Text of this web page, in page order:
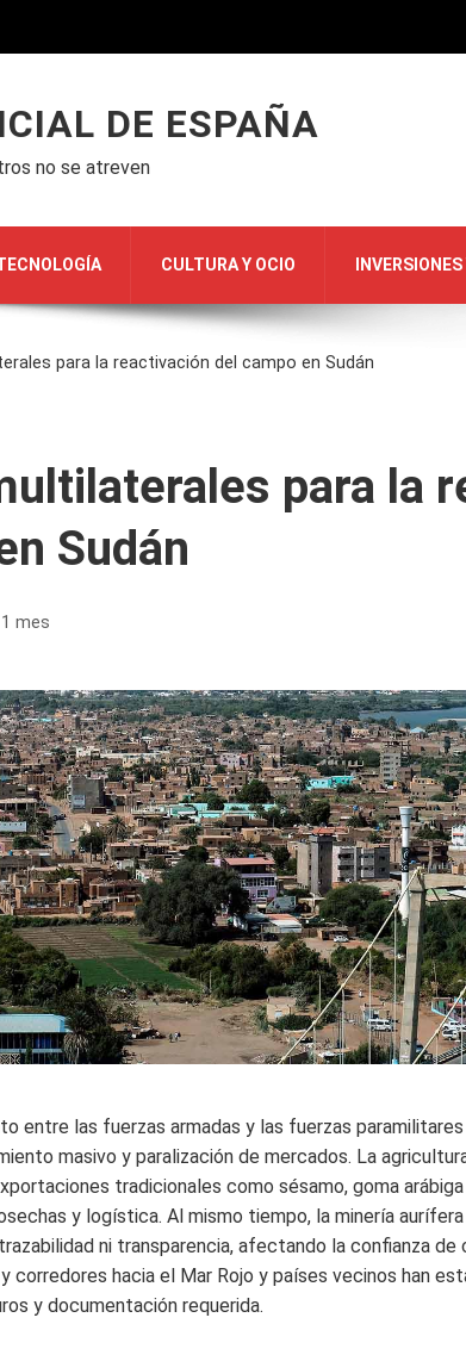
DE ESPAÑA
no se atreven
CULTURA Y OCIO
para la reactivación del campo en Sudán
para la
Sudán
mes
entre las fuerzas armadas y las fuerzas
masivo y paralización de mercados. La
tradicionales como sésamo, goma
y logística. Al mismo tiempo, la minería
ni transparencia, afectando la confianza de
corredores hacia el Mar Rojo y países vecinos han
y documentación requerida.